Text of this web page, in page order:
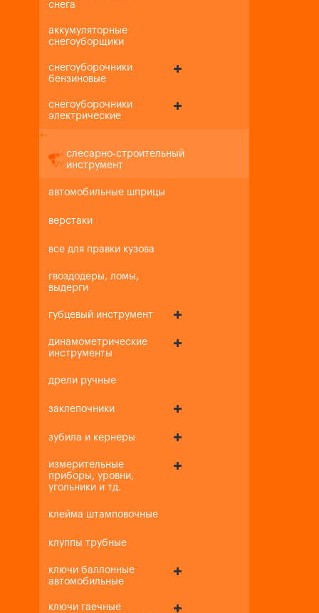
снега
аккумуляторные
снегоуборщики
снегоуборочники
бензиновые
снегоуборочники
электрические
+-
слесарно-строительный
инструмент
автомобильные шприцы
верстаки
все для правки кузова
гвоздодеры, ломы,
выдерги
губцевый инструмент
динамометрические
инструменты
дрели ручные
заклепочники
зубила и кернеры
измерительные
приборы, уровни,
угольники и тд.
клейма штамповочные
клуппы трубные
ключи баллонные
автомобильные
ключи гаечные